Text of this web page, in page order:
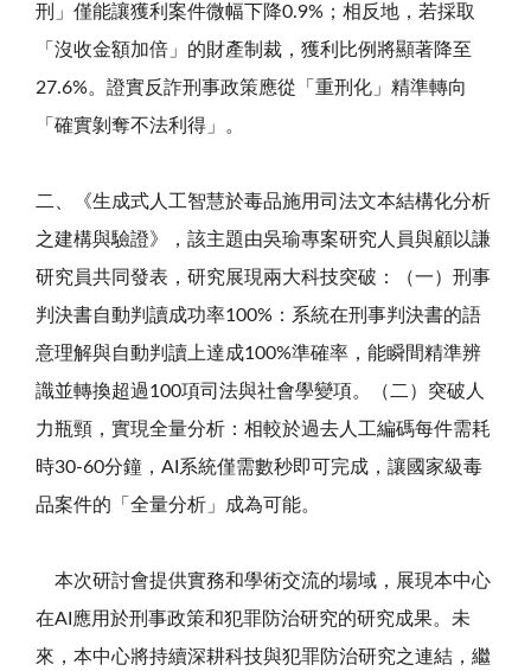
刑」僅能讓獲利案件微幅下降0.9%；相反地，若採取
「沒收金額加倍」的財產制裁，獲利比例將顯著降至
27.6%。證實反詐刑事政策應從「重刑化」精準轉向
「確實剝奪不法利得」。
二、《生成式人工智慧於毒品施用司法文本結構化分析
之建構與驗證》，該主題由吳瑜專案研究人員與顧以謙
研究員共同發表，研究展現兩大科技突破：（一）刑事
判決書自動判讀成功率100%：系統在刑事判決書的語
意理解與自動判讀上達成100%準確率，能瞬間精準辨
識並轉換超過100項司法與社會學變項。（二）突破人
力瓶頸，實現全量分析：相較於過去人工編碼每件需耗
時30-60分鐘，AI系統僅需數秒即可完成，讓國家級毒
品案件的「全量分析」成為可能。
本次研討會提供實務和學術交流的場域，展現本中心
在AI應用於刑事政策和犯罪防治研究的研究成果。未
來，本中心將持續深耕科技與犯罪防治研究之連結，繼